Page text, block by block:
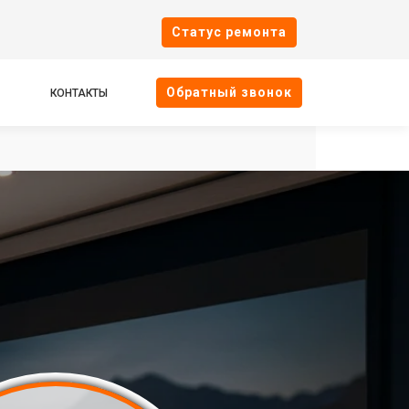
Cтатус ремонта
КОНТАКТЫ Oбратный звонок